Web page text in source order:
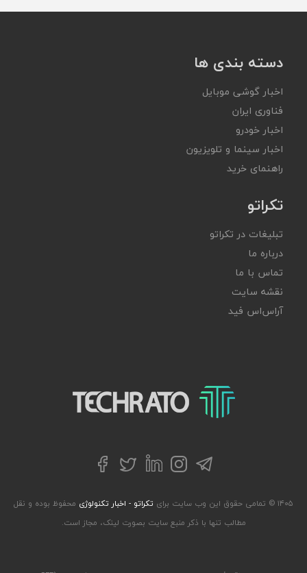
دسته بندی ها
اخبار گوشی موبایل
فناوری ایران
اخبار خودرو
اخبار سینما و تلویزیون
راهنمای خرید
تکراتو
تبلیغات در تکراتو
درباره ما
تماس با ما
نقشه سایت
آر‌اس‌اس فید
تکراتو – زندگی با تکنولوژی
تلگراماینستاگرام
لینکداینتوییترفیسبوک
۱۴۰۵ © تمامی حقوق این وب سایت برای تکراتو - اخبار تکنولوژی محفوظ بوده و نقل
مطالب تنها با ذکر منبع سایت بصورت لینک، مجاز است.